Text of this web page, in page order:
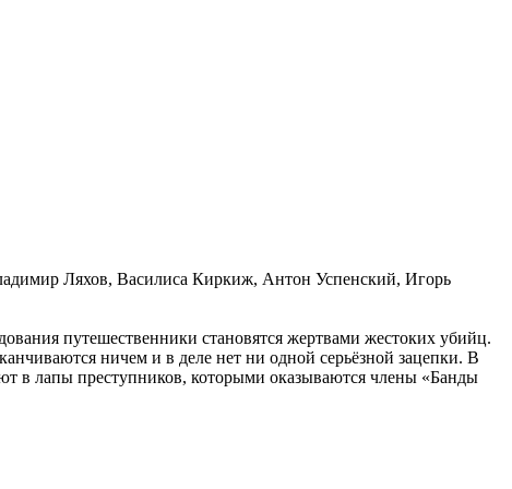
Ляхов, Василиса Киркиж, Антон Успенский, Игорь
путешественники становятся жертвами жестоких убийц.
ничем и в деле нет ни одной серьёзной зацепки. В
в лапы преступников, которыми оказываются члены «Банды